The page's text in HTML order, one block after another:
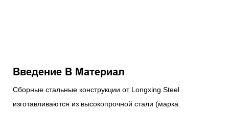
Введение В Материал
Сборные стальные конструкции от Longxing Steel
изготавливаются из высокопрочной стали (марка